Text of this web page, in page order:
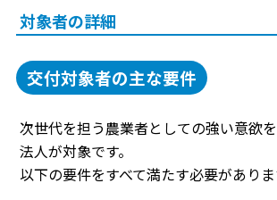
対象者の詳細
交付対象者の主な要件
次世代を担う農業者としての強い意欲
法人が対象です。
以下の要件をすべて満たす必要がありま